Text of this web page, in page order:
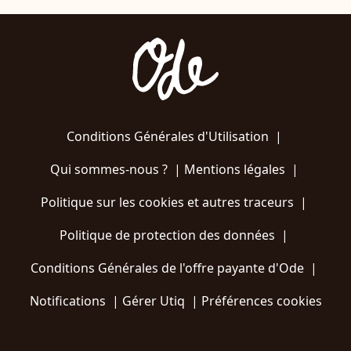
Conditions Générales d'Utilisation |
Qui sommes-nous ?| Mentions légales |
Politique sur les cookies et autres traceurs |
Politique de protection des données |
Conditions Générales de l'offre payante d'Ode |
Notifications | Gérer Utiq | Préférences cookies